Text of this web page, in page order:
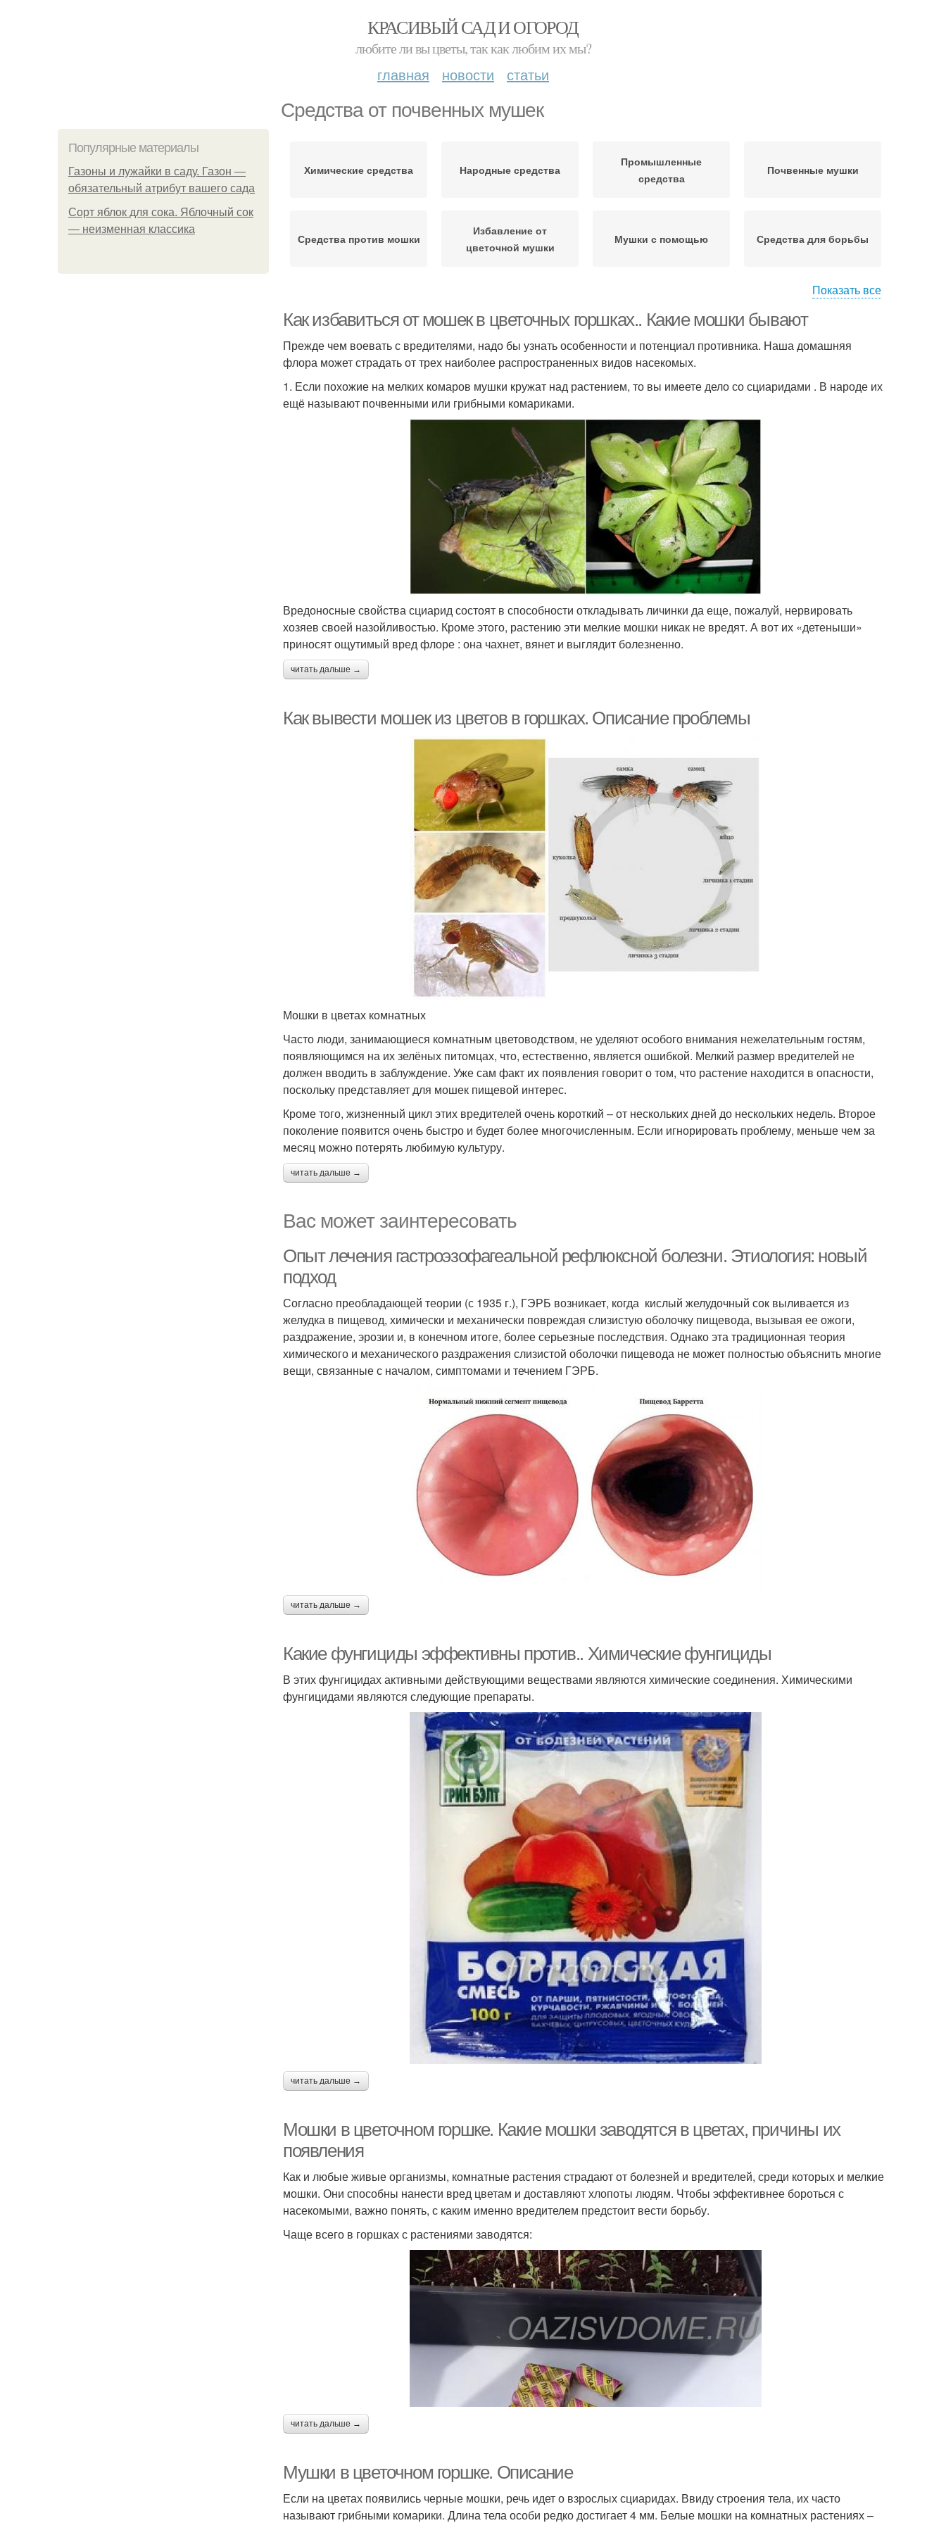
КРАСИВЫЙ САД И ОГОРОД
любите ли вы цветы, так как любим их мы?
главная новости статьи
Средства от почвенных мушек
Популярные материалы
Газоны и лужайки в саду. Газон —
обязательный атрибут вашего сада
Сорт яблок для сока. Яблочный сок
— неизменная классика
Химические средства Народные средства
Промышленные
средства
Почвенные мушки
Средства против мошки
Избавление от
цветочной мушки
Мушки с помощью Средства для борьбы
Показать все
Как избавиться от мошек в цветочных горшках.. Какие мошки бывают
Прежде чем воевать с вредителями, надо бы узнать особенности и потенциал противника. Наша домашняя
флора может страдать от трех наиболее распространенных видов насекомых.
1. Если похожие на мелких комаров мушки кружат над растением, то вы имеете дело со сциаридами . В народе их
ещё называют почвенными или грибными комариками.
Вредоносные свойства сциарид состоят в способности откладывать личинки да еще, пожалуй, нервировать
хозяев своей назойливостью. Кроме этого, растению эти мелкие мошки никак не вредят. А вот их «детеныши»
приносят ощутимый вред флоре : она чахнет, вянет и выглядит болезненно.
читать дальше →
Как вывести мошек из цветов в горшках. Описание проблемы
Мошки в цветах комнатных
Часто люди, занимающиеся комнатным цветоводством, не уделяют особого внимания нежелательным гостям,
появляющимся на их зелёных питомцах, что, естественно, является ошибкой. Мелкий размер вредителей не
должен вводить в заблуждение. Уже сам факт их появления говорит о том, что растение находится в опасности,
поскольку представляет для мошек пищевой интерес.
Кроме того, жизненный цикл этих вредителей очень короткий – от нескольких дней до нескольких недель. Второе
поколение появится очень быстро и будет более многочисленным. Если игнорировать проблему, меньше чем за
месяц можно потерять любимую культуру.
читать дальше →
Вас может заинтересовать
Опыт лечения гастроэзофагеальной рефлюксной болезни. Этиология: новый
подход
Согласно преобладающей теории (с 1935 г.), ГЭРБ возникает, когда кислый желудочный сок выливается из
желудка в пищевод, химически и механически повреждая слизистую оболочку пищевода, вызывая ее ожоги,
раздражение, эрозии и, в конечном итоге, более серьезные последствия. Однако эта традиционная теория
химического и механического раздражения слизистой оболочки пищевода не может полностью объяснить многие
вещи, связанные с началом, симптомами и течением ГЭРБ.
читать дальше →
Какие фунгициды эффективны против.. Химические фунгициды
В этих фунгицидах активными действующими веществами являются химические соединения. Химическими
фунгицидами являются следующие препараты.
читать дальше →
Мошки в цветочном горшке. Какие мошки заводятся в цветах, причины их
появления
Как и любые живые организмы, комнатные растения страдают от болезней и вредителей, среди которых и мелкие
мошки. Они способны нанести вред цветам и доставляют хлопоты людям. Чтобы эффективнее бороться с
насекомыми, важно понять, с каким именно вредителем предстоит вести борьбу.
Чаще всего в горшках с растениями заводятся:
читать дальше →
Мушки в цветочном горшке. Описание
Если на цветах появились черные мошки, речь идет о взрослых сциаридах. Ввиду строения тела, их часто
называют грибными комарики. Длина тела особи редко достигает 4 мм. Белые мошки на комнатных растениях –